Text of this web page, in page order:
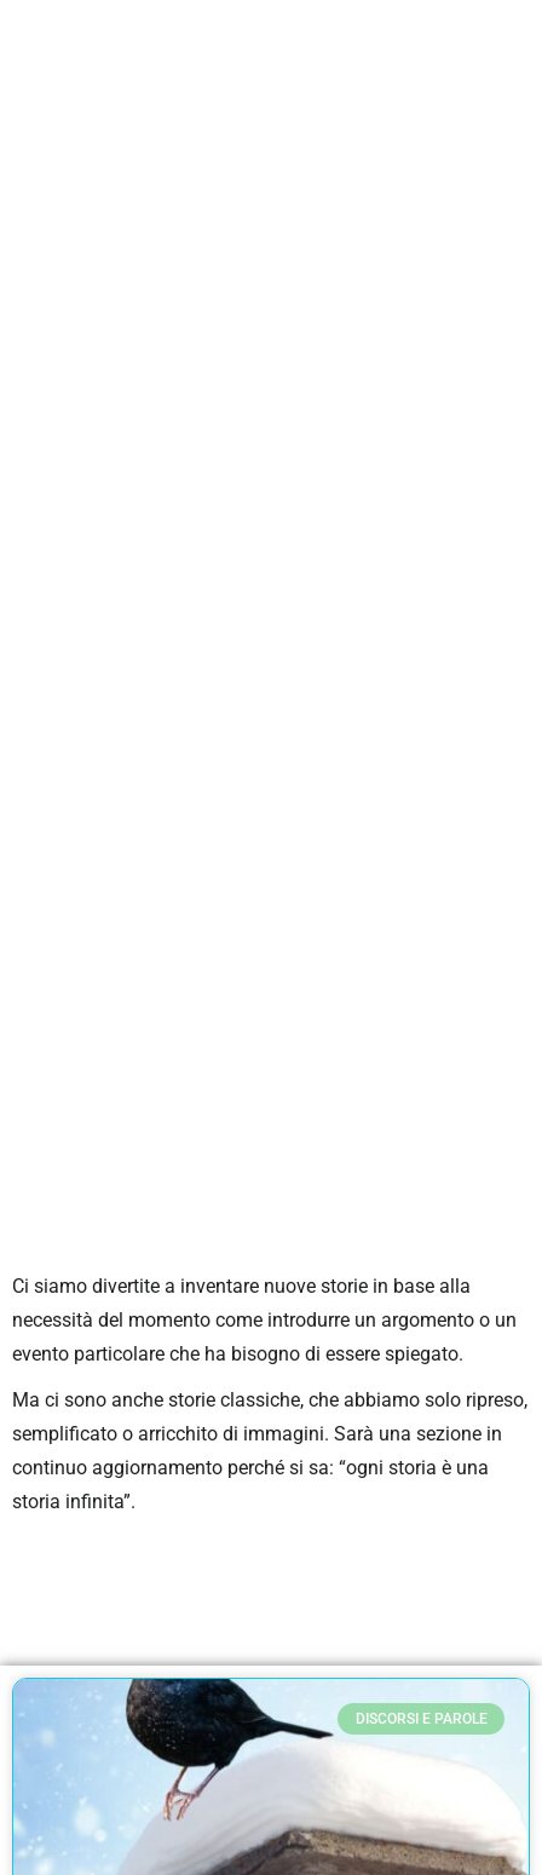
Ci siamo divertite a inventare nuove storie in base alla
necessità del momento come introdurre un argomento o un
evento particolare che ha bisogno di essere spiegato.
Ma ci sono anche storie classiche, che abbiamo solo ripreso,
semplificato o arricchito di immagini. Sarà una sezione in
continuo aggiornamento perché si sa: “ogni storia è una
storia infinita”.
DISCORSI E PAROLE